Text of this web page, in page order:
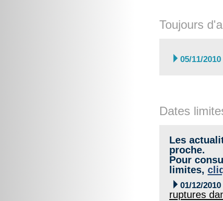
Toujours
 05/11/2010
Dates
Les
proche.
Pour
limites,
 01/12/2010
ruptures